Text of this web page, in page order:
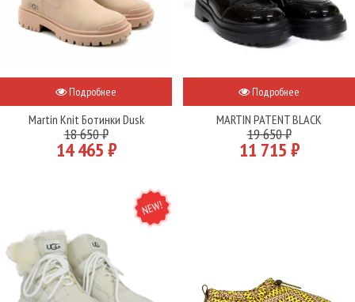
Подробнее
Martin Knit Ботинки Dusk
18 650 ₽
14 465 ₽
Подробнее
MARTIN PATENT BLACK
19 650 ₽
11 715 ₽
NEW